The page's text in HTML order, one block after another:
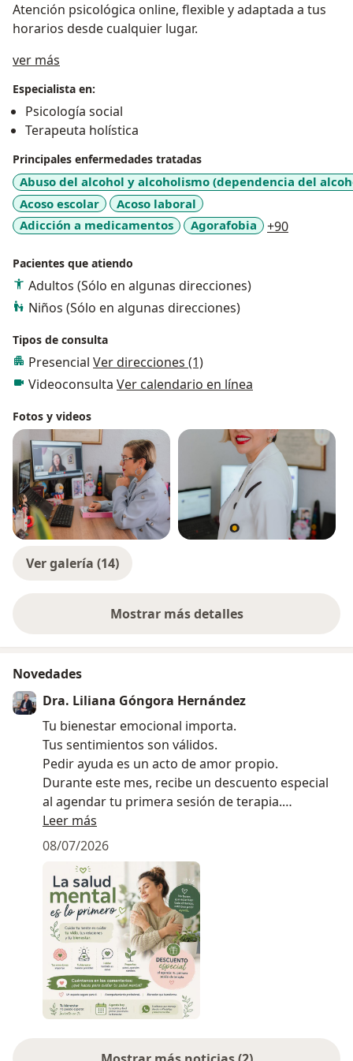
Atención psicológica online, flexible y adaptada a tus
horarios desde cualquier lugar.
ver más
Especialista en:
Psicología social
Terapeuta holística
Principales enfermedades tratadas
Abuso del alcohol y alcoholismo (dependencia del
Acoso escolar
Acoso laboral
Adicción a medicamentos
Agorafobia +90
Pacientes que atiendo
Adultos (Sólo en algunas direcciones)
Niños (Sólo en algunas direcciones)
Tipos de consulta
Presencial Ver direcciones (1)
Videoconsulta Ver calendario en línea
Fotos y videos
Ver galería (14)
Mostrar más detalles
sobre la experiencia
Novedades
Dra. Liliana Góngora Hernández
Tu bienestar emocional importa.
Tus sentimientos son válidos.
Pedir ayuda es un acto de amor propio.
Durante este mes, recibe un descuento especial
al agendar tu primera sesión de terapia.
Escribe por mensaje directo y da el primer paso
hacia tu bienestar.
Porque cuando tú estás bien, todo a tu alrededor
mejora.
Leer más
08/07/2026